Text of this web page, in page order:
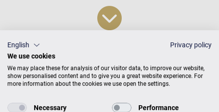
Professional P 162 Dimensions et
poids
English
Privacy policy
We use cookies
We may place these for analysis of our visitor data, to improve our website,
show personalised content and to give you a great website experience. For
more information about the cookies we use open the settings.
Necessary Performance